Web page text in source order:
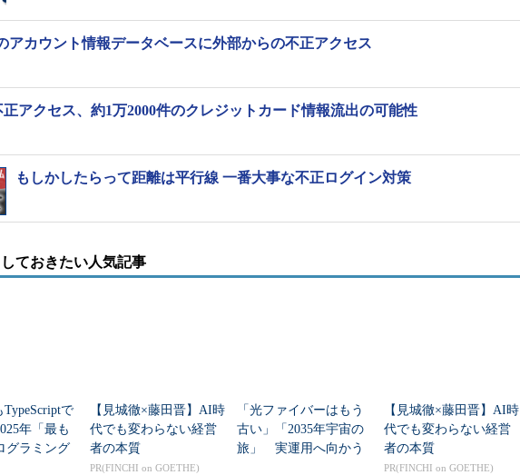
ており、注意が呼び掛けられている（関連記事）。Struts 2.0.0から2.3.15まで
ションに対するリクエストを制限するなどの回避策を取ることが推奨され
追記：初出時のタイトルに誤りがありましたので修正しました）
アカウント情報データベースに外部からの不正アクセス
アクセス、約1万2000件のクレジットカード情報流出の可能性
もしかしたらって距離は平行線 一番大事な不正ログイン対策
ておきたい人気記事
TypeScriptで
年「最も
グラミング
【見城徹×藤田晋】AI時
代でも変わらない経営
者の本質
PR(FINCHI on GOETHE)
「光ファイバーはもう
古い」「2035年宇宙の
旅」 実運用へ向かう
【見城徹×藤田晋】AI時
代でも変わらない経営
者の本質
PR(FINCHI on GOETHE)